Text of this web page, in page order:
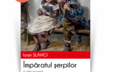
Calatorii
Memorii
Publicistica / Reportaje / Interviuri
Stiinte umaniste
Istorie